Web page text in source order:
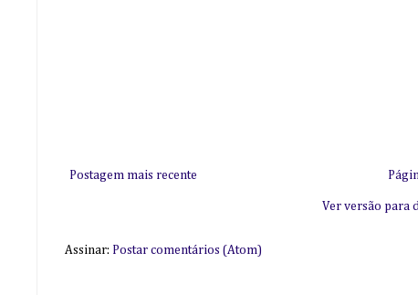
Postagem mais recente
Ver versão para
Assinar: Postar comentários (Atom)